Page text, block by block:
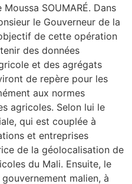
SOUMARÉ. Dans
le Gouverneur de la
de cette opération
des données
et des agrégats
de repère pour les
aux normes
agricoles. Selon lui le
qui est couplée à
et entreprises
de la géolocalisation de
du Mali. Ensuite, le
malien, à